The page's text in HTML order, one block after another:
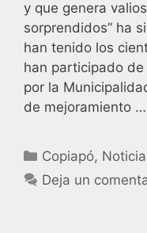
y que genera
sorprendidos” ha
han tenido los
han participado
por la
de mejoramiento …
Copiapó,
Deja un